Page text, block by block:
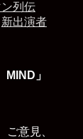
列伝
新出演者
」
ご意見、